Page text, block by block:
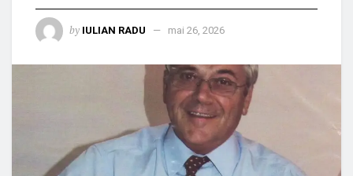
by IULIAN RADU mai 26, 2026